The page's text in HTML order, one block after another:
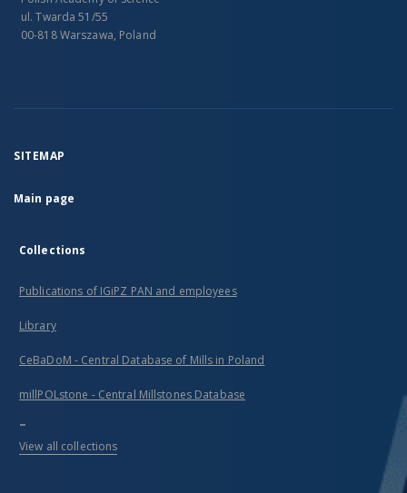
ul. Twarda 51/55
00-818 Warszawa, Poland
SITEMAP
Main page
Collections
Publications of IGiPZ PAN and employees
Library
CeBaDoM - Central Database of Mills in Poland
millPOLstone - Central Millstones Database
...
View all collections